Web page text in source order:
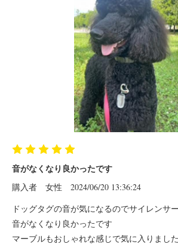
音がなくなり良かったです
購入者 女性
2024/06/20 13:36:24
ドッグタグの音が気になるのでサイレンサ
音がなくなり良かったです
マーブルもおしゃれな感じで気に入りました